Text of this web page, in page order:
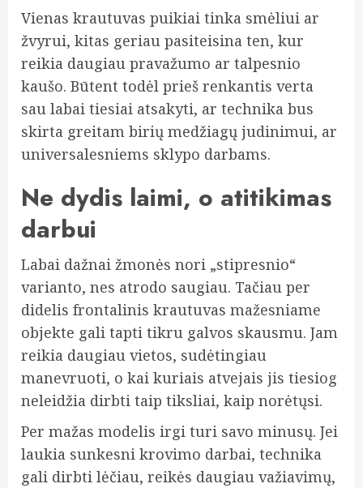
Vienas krautuvas puikiai tinka smėliui ar
žvyrui, kitas geriau pasiteisina ten, kur
reikia daugiau pravažumo ar talpesnio
kaušo. Būtent todėl prieš renkantis verta
sau labai tiesiai atsakyti, ar technika bus
skirta greitam birių medžiagų judinimui, ar
universalesniems sklypo darbams.
Ne dydis laimi, o atitikimas
darbui
Labai dažnai žmonės nori „stipresnio“
varianto, nes atrodo saugiau. Tačiau per
didelis frontalinis krautuvas mažesniame
objekte gali tapti tikru galvos skausmu. Jam
reikia daugiau vietos, sudėtingiau
manevruoti, o kai kuriais atvejais jis tiesiog
neleidžia dirbti taip tiksliai, kaip norėtųsi.
Per mažas modelis irgi turi savo minusų. Jei
laukia sunkesni krovimo darbai, technika
gali dirbti lėčiau, reikės daugiau važiavimų,